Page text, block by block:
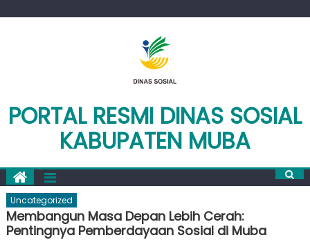
PORTAL RESMI DINAS SOSIAL
KABUPATEN MUBA
Uncategorized
Membangun Masa Depan Lebih Cerah:
Pentingnya Pemberdayaan Sosial di Muba